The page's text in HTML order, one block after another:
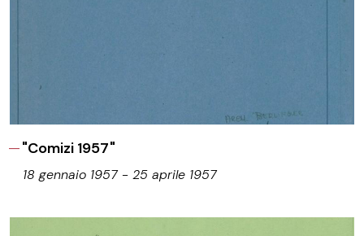
"Comizi 1957"
18 gennaio 1957 - 25 aprile 1957